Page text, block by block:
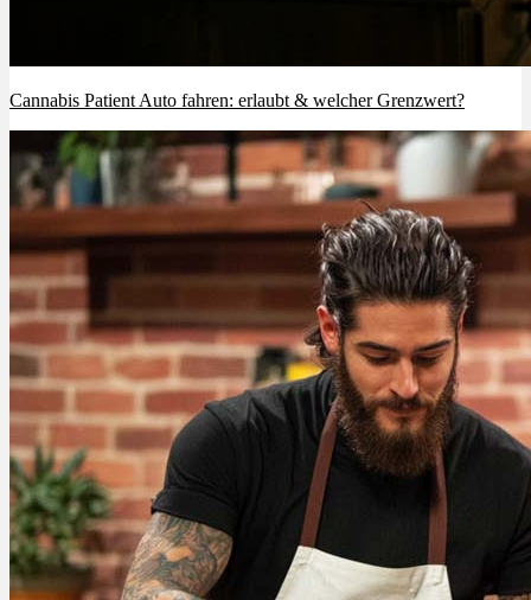
Cannabis Patient Auto fahren: erlaubt & welcher Grenzwert?